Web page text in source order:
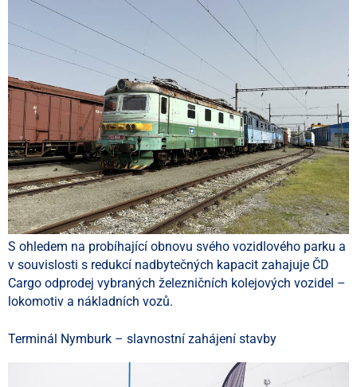
S ohledem na probíhající obnovu svého vozidlového parku a
v souvislosti s redukcí nadbytečných kapacit zahajuje ČD
Cargo odprodej vybraných železničních kolejových vozidel –
lokomotiv a nákladních vozů.
Terminál Nymburk – slavnostní zahájení stavby